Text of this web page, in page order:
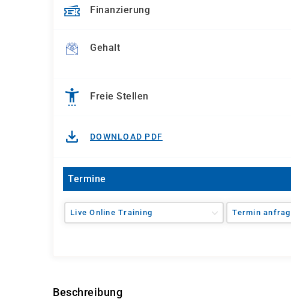
Finanzierung
Gehalt
Freie Stellen
DOWNLOAD PDF
Termine
Live Online Training Termin
Beschreibung